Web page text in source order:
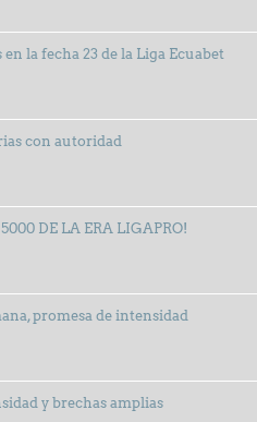
la fecha 23 de la Liga Ecuabet
con autoridad
DE LA ERA LIGAPRO!
promesa de intensidad
y brechas amplias